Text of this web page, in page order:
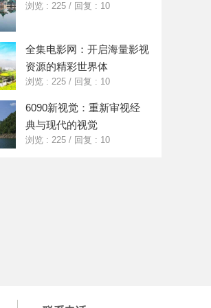
浏览 : 225 / 回复 : 10
全集电影网：开启海量影视
资源的精彩世界体
浏览 : 225 / 回复 : 10
6090新视觉：重新审视经
典与现代的视觉
浏览 : 225 / 回复 : 10